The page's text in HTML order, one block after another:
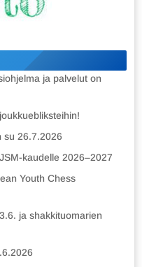
ja palvelut on
su 26.7.2026
kaudelle 2026–2027
Youth Chess
ja shakkituomarien